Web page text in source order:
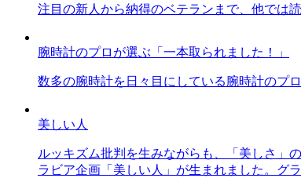
注目の新人から納得のベテランまで、他では
腕時計のプロが選ぶ「一本取られました！」
数多の腕時計を日々目にしている腕時計のプ
美しい人
ルッキズム批判を生みながらも、「美しさ」
ラビア企画「美しい人」が生まれました。グ